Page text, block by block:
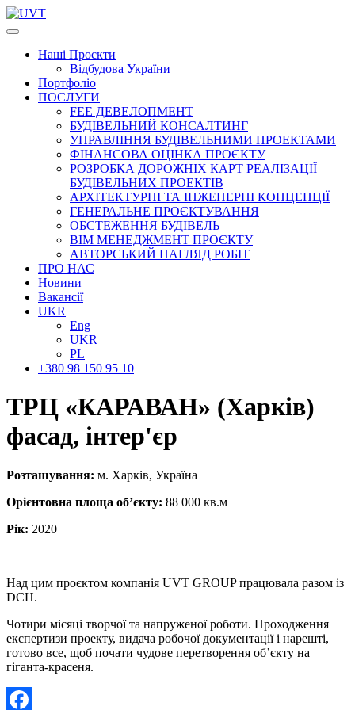
Наші Проєкти
Відбудова України
Портфоліо
ПОСЛУГИ
FEE ДЕВЕЛОПМЕНТ
БУДІВЕЛЬНИЙ КОНСАЛТИНГ
УПРАВЛІННЯ БУДІВЕЛЬНИМИ ПРОЕКТАМИ
ФІНАНСОВА ОЦІНКА ПРОЄКТУ
РОЗРОБКА ДОРОЖНІХ КАРТ РЕАЛІЗАЦІЇ
БУДІВЕЛЬНИХ ПРОЕКТІВ
АРХІТЕКТУРНІ ТА ІНЖЕНЕРНІ КОНЦЕПЦІЇ
ГЕНЕРАЛЬНЕ ПРОЄКТУВАННЯ
ОБСТЕЖЕННЯ БУДІВЕЛЬ
BIM МЕНЕДЖМЕНТ ПРОЄКТУ
АВТОРСЬКИЙ НАГЛЯД РОБІТ
ПРО НАС
Новини
Вакансії
UKR
Eng
UKR
PL
+380 98 150 95 10
ТРЦ «КАРАВАН» (Харків)
фасад, інтер'єр
Розташування: м. Харків, Україна
Орієнтовна площа об’єкту: 88 000 кв.м
Рік: 2020
Над цим проєктом компанія UVT GROUP працювала разом із
DCH.
Чотири місяці творчої та напруженої роботи. Проходження
експертизи проекту, видача робочої документації і нарешті,
готово все, щоб почати чудове перетворення об’єкту на
гіганта-красеня.